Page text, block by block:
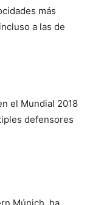
más
a las de
el Mundial 2018
defensores